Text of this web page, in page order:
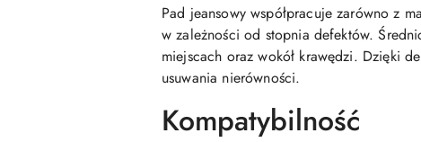
Pad jeansowy współpracuje zarówno z
w zależności od stopnia defektów.
miejscach oraz wokół krawędzi. Dzięki
usuwania nierówności.
Kompatybilność